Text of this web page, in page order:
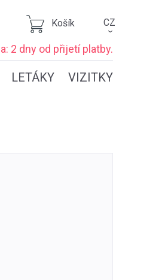
Košík CZ
›
2 dny od přijetí platby.
LETÁKY VIZITKY